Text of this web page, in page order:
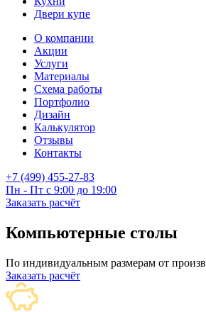
Двери купе
О компании
Акции
Услуги
Материалы
Схема работы
Портфолио
Дизайн
Калькулятор
Отзывы
Контакты
+7 (499) 455-27-83
Пн - Пт с 9:00 до 19:00
Заказать расчёт
Компьютерные столы
По индивидуальным размерам от
Заказать расчёт